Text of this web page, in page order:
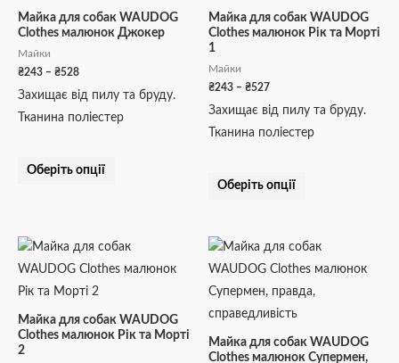
Майка для собак WAUDOG
Clothes малюнок Джокер
Майки
₴243 – ₴528
₴528
Захищає від пилу та бруду.
Тканина поліестер
Оберіть опції
кілька
варіантів.
вибрати
на
Майка для собак WAUDOG
Clothes малюнок Рік та Морті
1
Майки
₴243 – ₴527
₴527
Захищає від пилу та бруду.
Тканина поліестер
Оберіть опції
кілька
варіантів.
Майка для собак WAUDOG
Clothes малюнок Рік та Морті
2
Діапазон
цін:
від
₴243
₴527
Цей
товар
кілька
варіантів.
Майка для собак WAUDOG
Clothes малюнок Супермен,
Діапазон
цін:
від
до
₴528
Цей
товар
має
варіантів.
Параметри